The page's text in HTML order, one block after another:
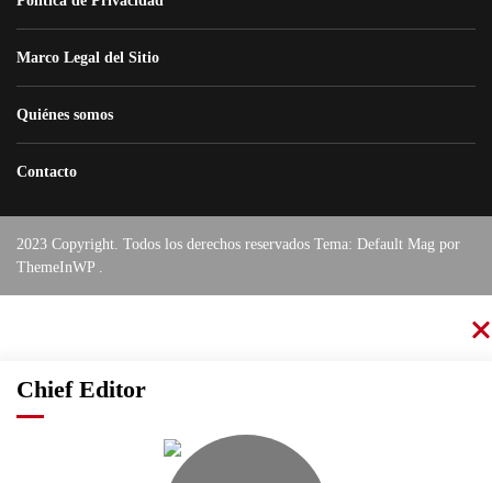
Marco Legal del Sitio
Quiénes somos
Contacto
2023 Copyright. Todos los derechos reservados Tema: Default Mag por
ThemeInWP .
Chief Editor